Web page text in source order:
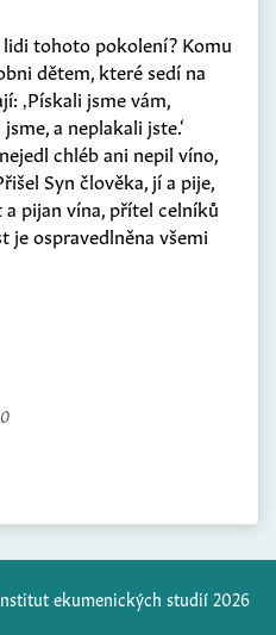
tohoto pokolení? Komu
dětem, které sedí na
‚Pískali jsme vám,
a neplakali jste.‘
chléb ani nepil víno,
Syn člověka, jí a pije,
a pijan vína, přítel celníků
je ospravedlněna všemi
ekumenických studií 2026